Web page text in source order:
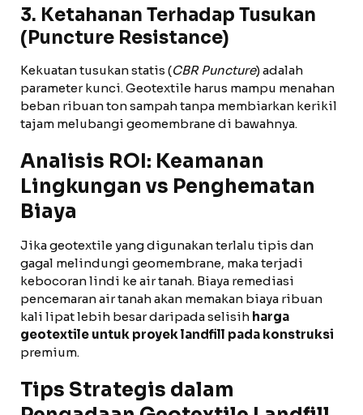
3. Ketahanan Terhadap Tusukan
(Puncture Resistance)
Kekuatan tusukan statis (CBR Puncture) adalah
parameter kunci. Geotextile harus mampu menahan
beban ribuan ton sampah tanpa membiarkan kerikil
tajam melubangi geomembrane di bawahnya.
Analisis ROI: Keamanan
Lingkungan vs Penghematan
Biaya
Jika geotextile yang digunakan terlalu tipis dan
gagal melindungi geomembrane, maka terjadi
kebocoran lindi ke air tanah. Biaya remediasi
pencemaran air tanah akan memakan biaya ribuan
kali lipat lebih besar daripada selisih harga
geotextile untuk proyek landfill pada konstruksi
premium.
Tips Strategis dalam